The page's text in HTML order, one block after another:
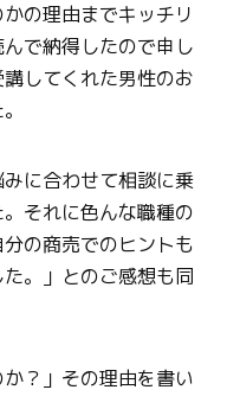
の理由までキッチリ
で納得したので申し
してくれた男性のお
に合わせて相談に乗
それに色んな職種の
の商売でのヒントも
。」とのご感想も同
？」その理由を書い